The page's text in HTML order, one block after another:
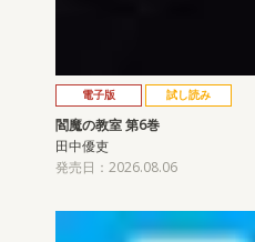
電子版 試し読み
閻魔の教室 第6巻
田中優吏
発売日：2026.08.06